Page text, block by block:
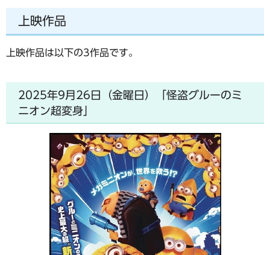
上映作品
上映作品は以下の3作品です。
2025年9月26日（金曜日）「怪盗グルーのミ
ニオン超変身」